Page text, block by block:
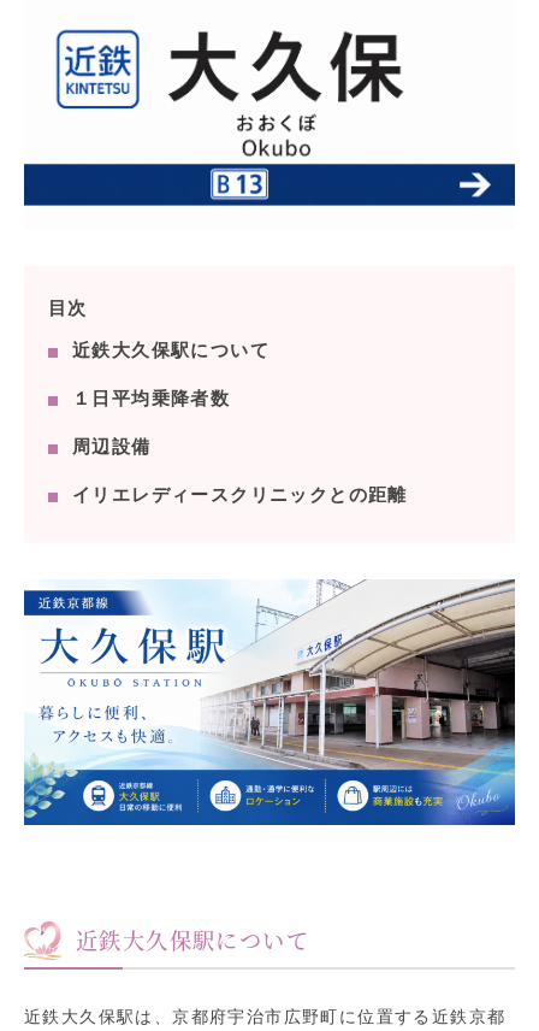
目次
近鉄大久保駅について
１日平均乗降者数
周辺設備
イリエレディースクリニックとの距離
近鉄大久保駅について
近鉄大久保駅は、京都府宇治市広野町に位置する近鉄京都